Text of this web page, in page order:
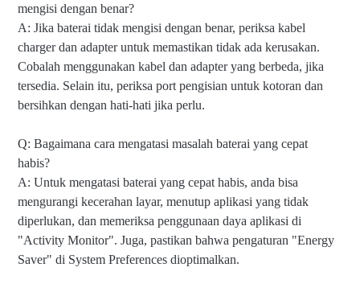
mengisi dengan benar?
A: Jika baterai tidak mengisi dengan benar, periksa kabel
charger dan adapter untuk memastikan tidak ada kerusakan.
Cobalah menggunakan kabel dan adapter yang berbeda, jika
tersedia. Selain itu, periksa port pengisian untuk kotoran dan
bersihkan dengan hati-hati jika perlu.
Q: Bagaimana cara mengatasi masalah baterai yang cepat
habis?
A: Untuk mengatasi baterai yang cepat habis, anda bisa
mengurangi kecerahan layar, menutup aplikasi yang tidak
diperlukan, dan memeriksa penggunaan daya aplikasi di
"Activity Monitor". Juga, pastikan bahwa pengaturan "Energy
Saver" di System Preferences dioptimalkan.